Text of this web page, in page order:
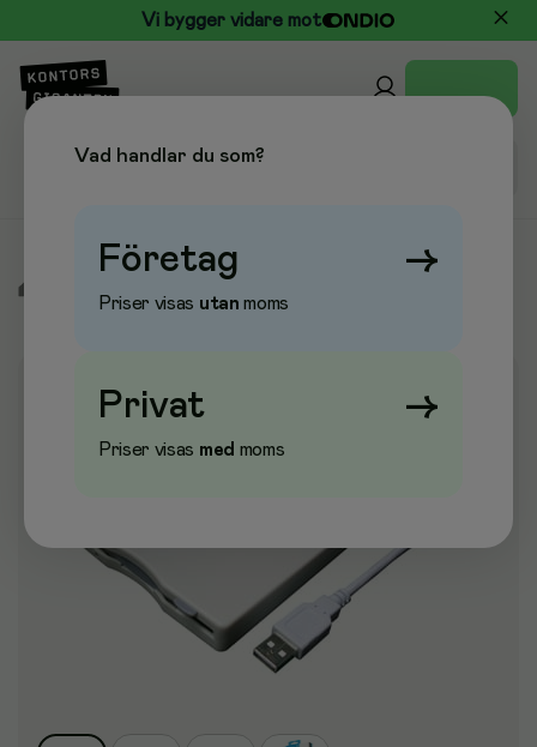
Vi bygger vidare mot
Vad handlar du som?
Företag →
Priser visas utan moms
Privat →
Priser visas med moms